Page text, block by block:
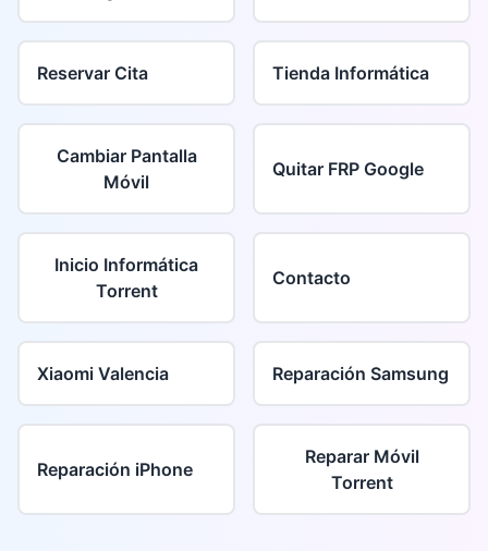
Reservar Cita Tienda Informática
Cambiar Pantalla
Móvil
Quitar FRP Google
Inicio Informática
Torrent
Contacto
Xiaomi Valencia Reparación Samsung
Reparación iPhone
Reparar Móvil
Torrent